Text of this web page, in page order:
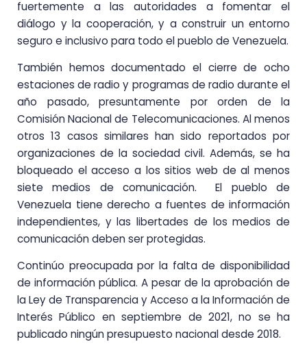
fuertemente a las autoridades a fomentar el
diálogo y la cooperación, y a construir un entorno
seguro e inclusivo para todo el pueblo de Venezuela.
También hemos documentado el cierre de ocho
estaciones de radio y programas de radio durante el
año pasado, presuntamente por orden de la
Comisión Nacional de Telecomunicaciones. Al menos
otros 13 casos similares han sido reportados por
organizaciones de la sociedad civil. Además, se ha
bloqueado el acceso a los sitios web de al menos
siete medios de comunicación. El pueblo de
Venezuela tiene derecho a fuentes de información
independientes, y las libertades de los medios de
comunicación deben ser protegidas.
Continúo preocupada por la falta de disponibilidad
de información pública. A pesar de la aprobación de
la Ley de Transparencia y Acceso a la Información de
Interés Público en septiembre de 2021, no se ha
publicado ningún presupuesto nacional desde 2018.